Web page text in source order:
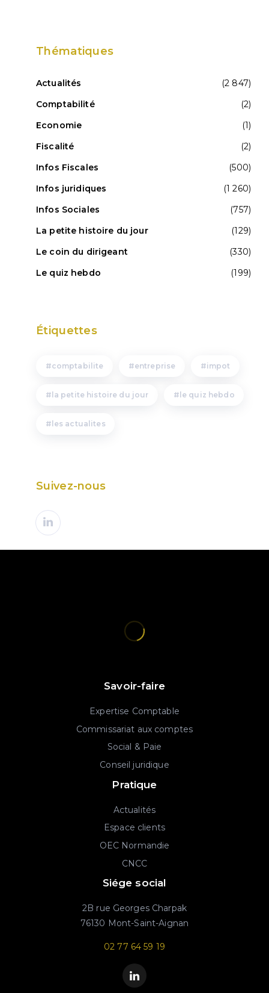
Thématiques
Actualités
(2 847)
Comptabilité
(2)
Economie
(1)
Fiscalité
(2)
Infos Fiscales
(500)
Infos juridiques
(1 260)
Infos Sociales
(757)
La petite histoire du jour
(129)
Le coin du dirigeant
(330)
Le quiz hebdo
(199)
Étiquettes
comptabilite entreprise impot
la petite histoire du jour le quiz hebdo
les actualites
Suivez-nous
Savoir-faire
Expertise Comptable
Commissariat aux comptes
Social & Paie
Conseil juridique
Pratique
Actualités
Espace clients
OEC Normandie
CNCC
Siége social
2B rue Georges Charpak
76130 Mont-Saint-Aignan
02 77 64 59 19